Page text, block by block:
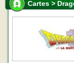
Cartes >